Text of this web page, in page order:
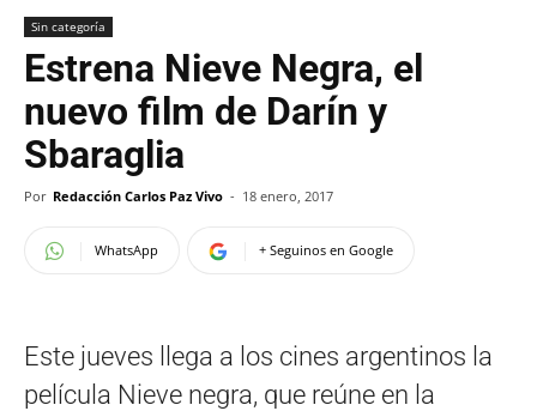
Sin categoría
Estrena Nieve Negra, el
nuevo film de Darín y
Sbaraglia
Por Redacción Carlos Paz Vivo - 18 enero, 2017
WhatsApp + Seguinos en Google
Este jueves llega a los cines argentinos la
película Nieve negra, que reúne en la